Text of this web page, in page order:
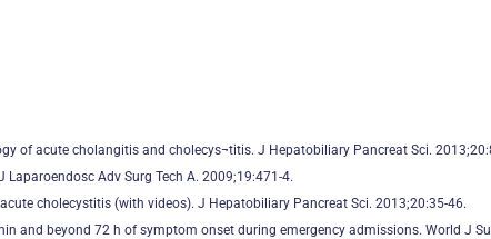
of acute cholangitis and cholecys¬titis. J Hepatobiliary Pancreat Sci.
Laparoendosc Adv Surg Tech A. 2009;19:471-4.
cholecystitis (with videos). J Hepatobiliary Pancreat Sci. 2013;20:35-46.
and beyond 72 h of symptom onset during emergency admissions. World J